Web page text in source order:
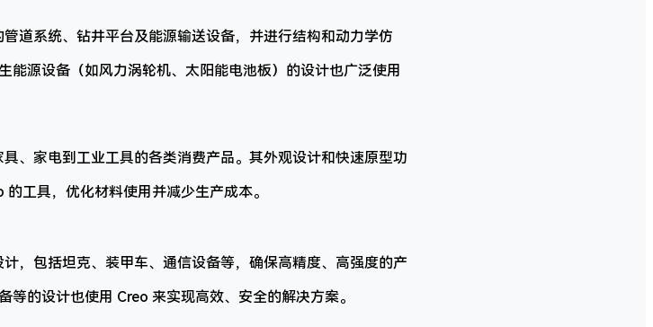
道系统、钻井平台及能源输送设备，并进行结构和动力学仿
能源设备（如风力涡轮机、太阳能电池板）的设计也广泛使用
、家电到工业工具的各类消费产品。其外观设计和快速原型功
工具，优化材料使用并减少生产成本。
，包括坦克、装甲车、通信设备等，确保高精度、高强度的产
等的设计也使用 Creo 来实现高效、安全的解决方案。